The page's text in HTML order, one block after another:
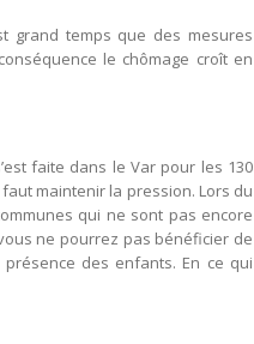
grand temps que des mesures
le chômage croît en
faite dans le Var pour les 130
maintenir la pression. Lors du
qui ne sont pas encore
ne pourrez pas bénéficier de
des enfants. En ce qui